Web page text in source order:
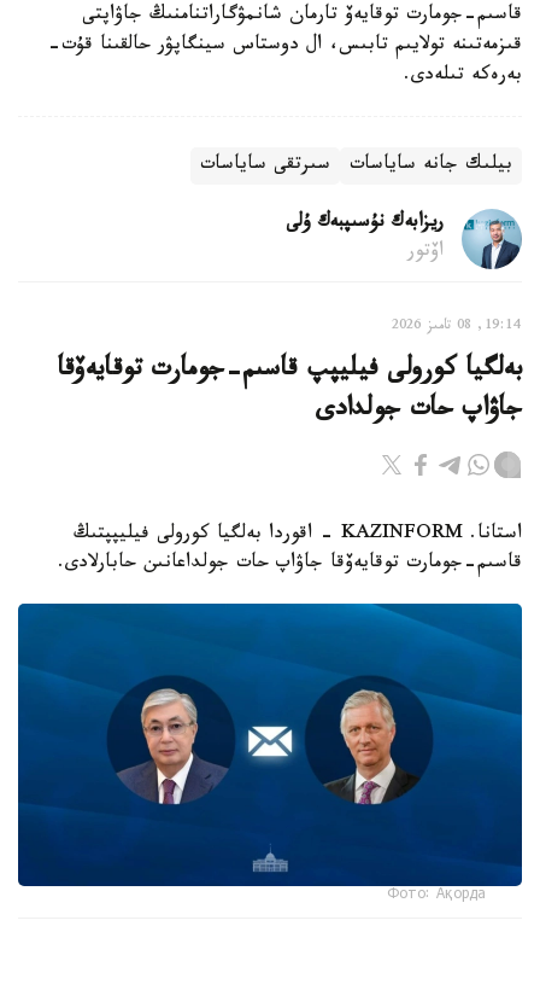
قاسىم-جومارت توقايەۆ تارمان شانمۋگاراتنامنىڭ جاۋاپتى
قىزمەتىنە تولايىم تابىس، ال دوستاس سينگاپۋر حالقىنا قۇت-
بەرەكە تىلەدى.
بيلىك جانە ساياسات سىرتقى ساياسات
ريزابەك نۇسىپبەك ۇلى
اۆتور
19:14, 08 تامىز 2026
بەلگيا كورولى فيليپپ قاسىم-جومارت توقايەۆقا
جاۋاپ حات جولدادى
استانا. KAZINFORM - اقوردا بەلگيا كورولى فيليپپتىڭ
قاسىم-جومارت توقايەۆقا جاۋاپ حات جولداعانىن حابارلادى.
Фото: Ақорда